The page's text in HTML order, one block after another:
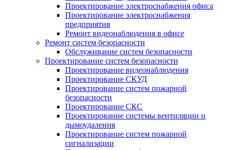
Проектирование электроснабжения офиса
Проектирование электроснабжения
предприятия
Ремонт видеонаблюдения в офисе
Ремонт систем безопасности
Обслуживание систем безопасности
Проектирование систем безопасности
Проектирование видеонаблюдения
Проектирование СКУД
Проектирование систем пожарной
безопасности
Проектирование СКС
Проектирование системы вентиляции и
дымоудаления
Проектирование систем пожарной
сигнализации